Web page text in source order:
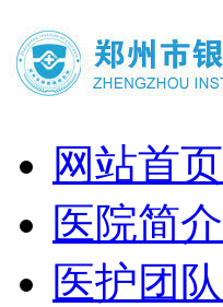
网站首页
医院简介
医护团队